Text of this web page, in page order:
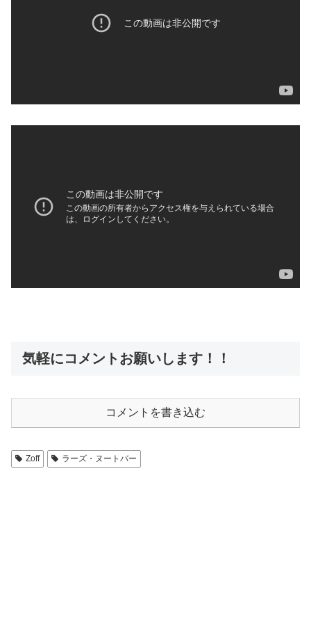
気軽にコメントお願いします！！
コメントを書き込む
Zoff ラーズ・ヌートバー